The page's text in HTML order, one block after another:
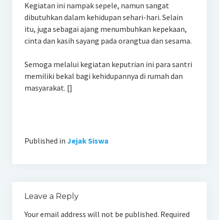
Kegiatan ini nampak sepele, namun sangat
dibutuhkan dalam kehidupan sehari-hari. Selain
itu, juga sebagai ajang menumbuhkan kepekaan,
cinta dan kasih sayang pada orangtua dan sesama.
Semoga melalui kegiatan keputrian ini para santri
memiliki bekal bagi kehidupannya di rumah dan
masyarakat. []
Published in Jejak Siswa
Leave a Reply
Your email address will not be published. Required